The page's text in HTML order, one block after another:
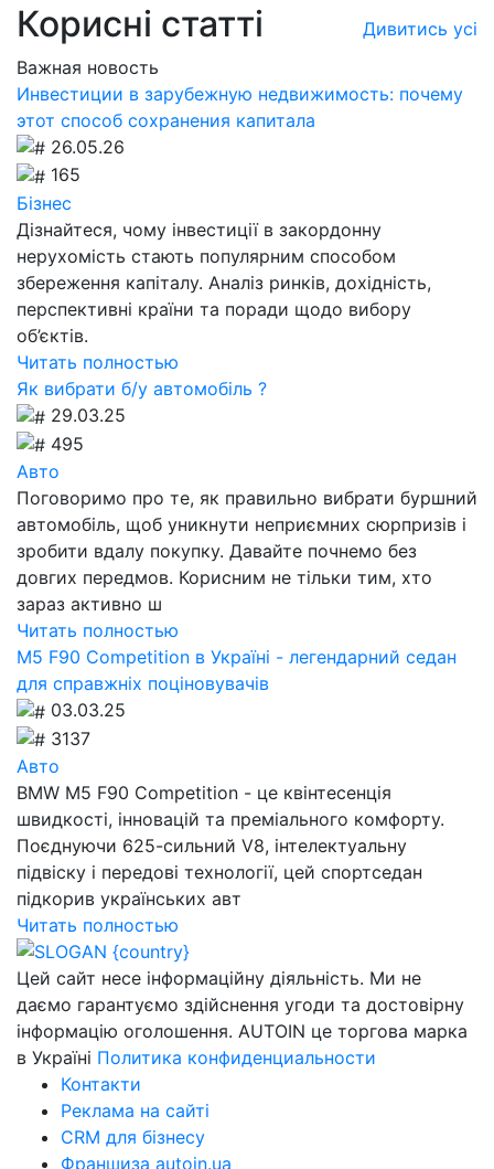
Корисні статті
Дивитись усі
Важная новость
Инвестиции в зарубежную недвижимость: почему
этот способ сохранения капитала
26.05.26
165
Бізнес
Дізнайтеся, чому інвестиції в закордонну
нерухомість стають популярним способом
збереження капіталу. Аналіз ринків, дохідність,
перспективні країни та поради щодо вибору
об’єктів.
Читать полностью
Як вибрати б/у автомобіль ?
29.03.25
495
Авто
Поговоримо про те, як правильно вибрати буршний
автомобіль, щоб уникнути неприємних сюрпризів і
зробити вдалу покупку. Давайте почнемо без
довгих передмов. Корисним не тільки тим, хто
зараз активно ш
Читать полностью
M5 F90 Competition в Україні - легендарний седан
для справжніх поціновувачів
03.03.25
3137
Авто
BMW M5 F90 Competition - це квінтесенція
швидкості, інновацій та преміального комфорту.
Поєднуючи 625-сильний V8, інтелектуальну
підвіску і передові технології, цей спортседан
підкорив українських авт
Читать полностью
Цей сайт несе інформаційну діяльність. Ми не
даємо гарантуємо здійснення угоди та достовірну
інформацію оголошення. AUTOIN це торгова марка
в Україні Политика конфиденциальности
Контакти
Реклама на сайті
CRM для бізнесу
Франшиза autoin.ua